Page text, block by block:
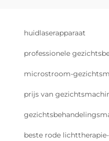
huidlaserapparaat
professionele
microstroom-
prijs van
beste rode